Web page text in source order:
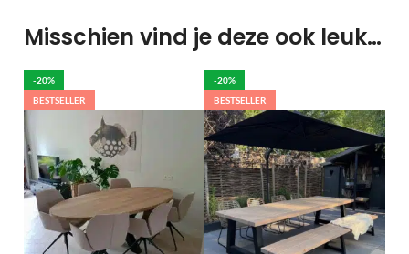
Misschien vind je deze ook leuk…
-20%
BESTSELLER
-20%
BESTSELLER